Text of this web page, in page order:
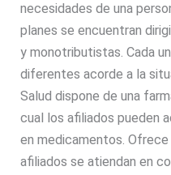
necesidades de una
planes se encuentran
y monotributistas. Cada
diferentes acorde a la
Salud dispone de una
cual los afiliados pueden
en medicamentos.
afiliados se atiendan en